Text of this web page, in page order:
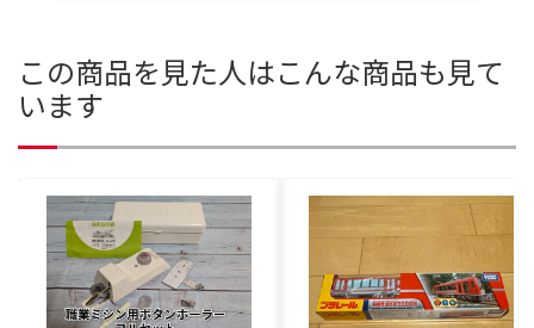
この商品を見た人はこんな商品も見て
います